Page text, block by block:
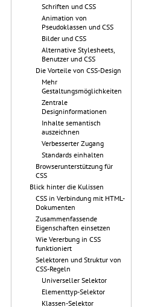
Schriften und CSS
Animation von
Pseudoklassen und CSS
Bilder und CSS
Alternative Stylesheets,
Benutzer und CSS
Die Vorteile von CSS-Design
Mehr
Gestaltungsmöglichkeiten
Zentrale
Designinformationen
Inhalte semantisch
auszeichnen
Verbesserter Zugang
Standards einhalten
Browserunterstützung für
CSS
Blick hinter die Kulissen
CSS in Verbindung mit HTML-
Dokumenten
Zusammenfassende
Eigenschaften einsetzen
Wie Vererbung in CSS
funktioniert
Selektoren und Struktur von
CSS-Regeln
Universeller Selektor
Elementtyp-Selektor
Klassen-Selektor